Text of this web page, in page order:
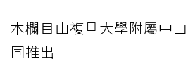
本欄目由複旦大學附屬中
同推出